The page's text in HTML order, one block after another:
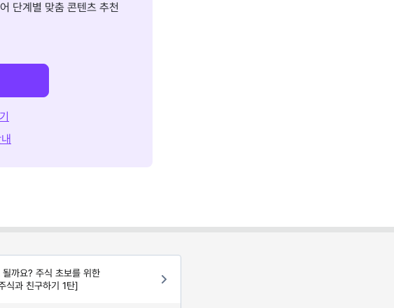
단계별 맞춤 콘텐츠 추천
까요? 주식 초보를 위한
식과 친구하기 1탄]